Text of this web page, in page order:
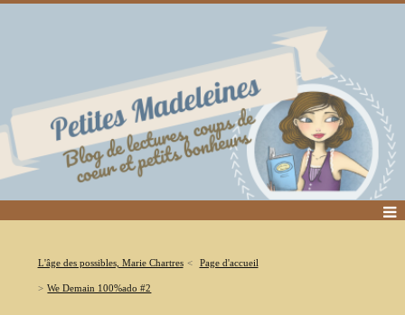
L'âge des possibles, Marie Chartres Page d'accueil
We Demain 100%ado #2